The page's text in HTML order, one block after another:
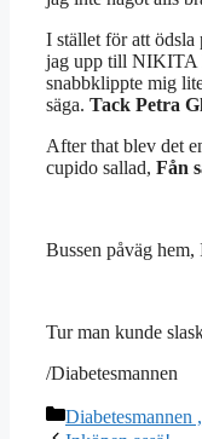
I stället för att ödsla
jag upp till NIKITA
snabbklippte mig
säga. Tack Petra
After that blev det
cupido sallad, Fån
Bussen påväg hem,
Tur man kunde
/Diabetesmannen
Kategorier